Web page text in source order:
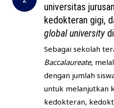
universitas
kedokteran gigi,
global universitydi
Sebagai sekolah
Baccalaureate,
dengan jumlah
untuk melanjutkan
kedokteran,